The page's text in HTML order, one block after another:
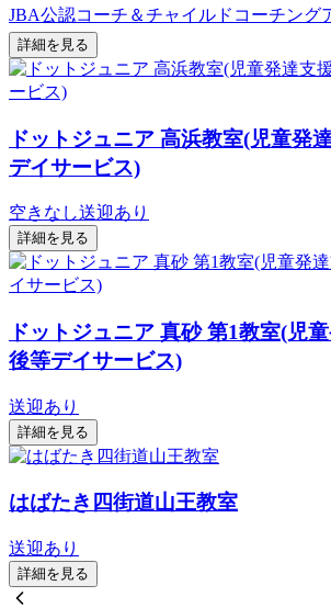
JBA公認コーチ＆チャイルドコーチング
詳細を見る
ドットジュニア 高浜教室(児童発
デイサービス)
空きなし送迎あり
詳細を見る
ドットジュニア 真砂 第1教室(児
後等デイサービス)
送迎あり
詳細を見る
はばたき四街道山王教室
送迎あり
詳細を見る